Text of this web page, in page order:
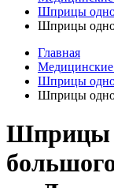
Шприцы
Шприцы
Главная
Медицинские
Шприцы
Шприцы
Шприцы